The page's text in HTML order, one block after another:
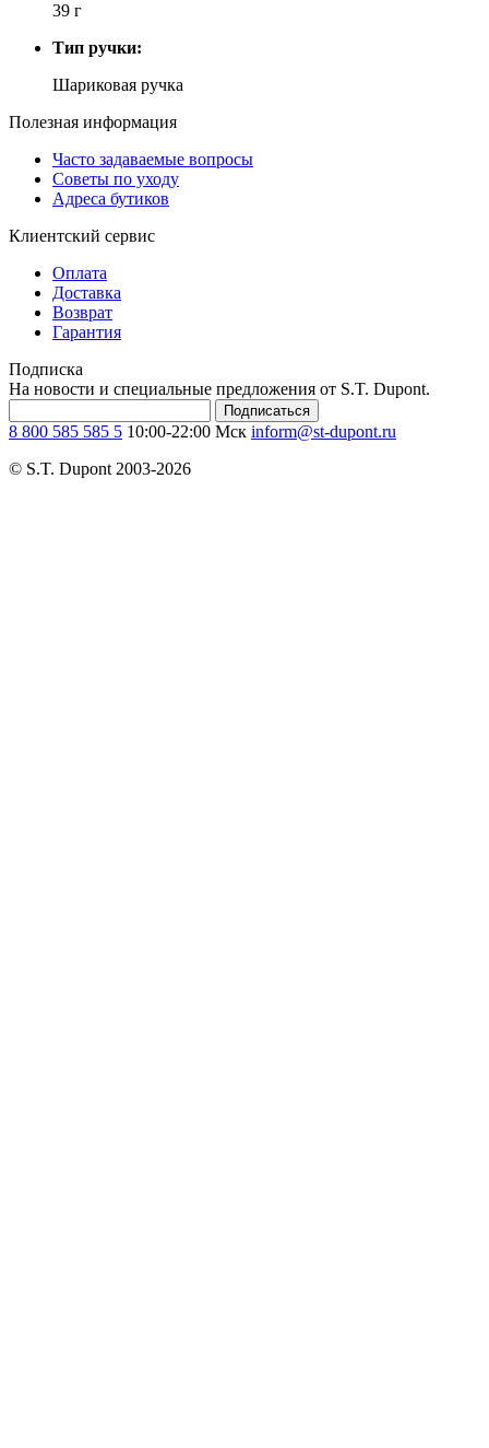
39 г
Тип ручки:
Шариковая ручка
Полезная информация
Часто задаваемые вопросы
Советы по уходу
Адреса бутиков
Клиентский сервис
Оплата
Доставка
Возврат
Гарантия
Подписка
На новости и специальные предложения от S.T. Dupont.
Подписаться
8 800 585 585 5 10:00-22:00 Мск inform@st-dupont.ru
© S.T. Dupont 2003-2026